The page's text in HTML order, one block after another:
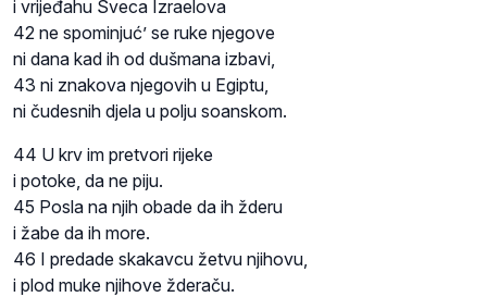
i vrijeđahu Sveca Izraelova
42 ne spominjuć’ se ruke njegove
ni dana kad ih od dušmana izbavi,
43 ni znakova njegovih u Egiptu,
ni čudesnih djela u polju soanskom.
44 U krv im pretvori rijeke
i potoke, da ne piju.
45 Posla na njih obade da ih žderu
i žabe da ih more.
46 I predade skakavcu žetvu njihovu,
i plod muke njihove žderaču.